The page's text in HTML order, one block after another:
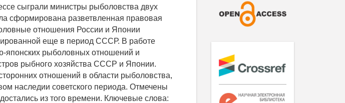
сыграли министры рыболовства двух
сформирована разветвленная правовая
отношения России и Японии
еще в период СССР. В работе
японских рыболовных отношений и
рыбного хозяйства СССР и Японии.
отношений в области рыболовства,
наследии советского периода. Отмечены
из того времени. Ключевые слова: